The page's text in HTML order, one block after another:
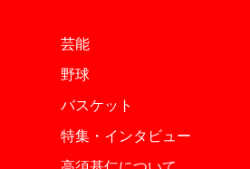
芸能
野球
バスケット
特集・インタビュー